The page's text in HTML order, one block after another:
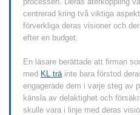
centrerad kring två viktiga
förverkliga deras visioner och
efter en budget.
En läsare berättade att firman
med KL träinte bara förstod
engagerade dem i varje steg av
känsla av delaktighet och
skulle vara i linje med deras